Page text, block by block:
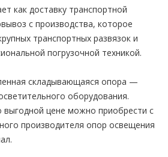
как доставку транспортной
с производства, которое
транспортных развязок и
погрузочной техникой.
складывающаяся опора —
оборудования.
цене можно приобрести с
производителя опор освещения